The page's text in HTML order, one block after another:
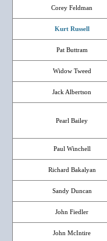
Corey Feldman
Kurt Russell
Pat Buttram
Widow Tweed
Jack Albertson
Pearl Bailey
Paul Winchell
Richard Bakalyan
Sandy Duncan
John Fiedler
John McIntire